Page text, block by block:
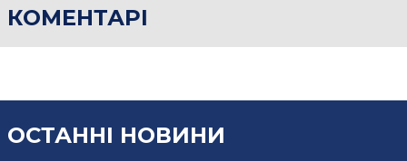
КОМЕНТАРІ
ОСТАННІ НОВИНИ